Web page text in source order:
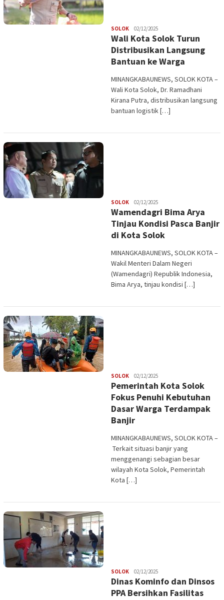
SOLOKRedaksi
02/12/2025
Wali Kota Solok Turun
Distribusikan Langsung
Bantuan ke Warga
MINANGKABAUNEWS, SOLOK KOTA –
Wali Kota Solok, Dr. Ramadhani
Kirana Putra, distribusikan langsung
bantuan logistik […]
SOLOKRedaksi
02/12/2025
Wamendagri Bima Arya
Tinjau Kondisi Pasca Banjir
di Kota Solok
MINANGKABAUNEWS, SOLOK KOTA –
Wakil Menteri Dalam Negeri
(Wamendagri) Republik Indonesia,
Bima Arya, tinjau kondisi […]
SOLOKRedaksi
02/12/2025
Pemerintah Kota Solok
Fokus Penuhi Kebutuhan
Dasar Warga Terdampak
Banjir
MINANGKABAUNEWS, SOLOK KOTA –
Terkait situasi banjir yang
menggenangi sebagian besar
wilayah Kota Solok, Pemerintah
Kota […]
SOLOKRedaksi
02/12/2025
Dinas Kominfo dan Dinsos
PPA Bersihkan Fasilitas